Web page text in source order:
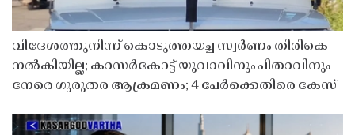
വിദേശത്തുനിന്ന് കൊടുത്തയച്ച സ്വർണം തിരികെ
നൽകിയില്ല; കാസർകോട്ട് യുവാവിനും പിതാവിനും
നേരെ ഗുരുതര ആക്രമണം; 4 പേർക്കെതിരെ കേസ്